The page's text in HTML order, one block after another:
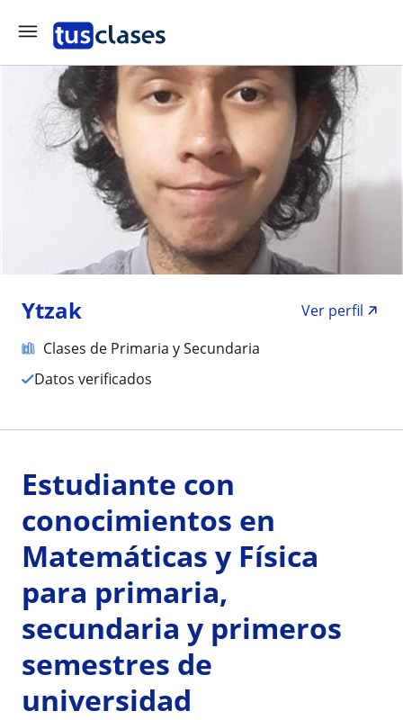
Ytzak
Ver perfil
Clases de Primaria y Secundaria
Datos verificados
Estudiante con
conocimientos en
Matemáticas y Física
para primaria,
secundaria y primeros
semestres de
universidad